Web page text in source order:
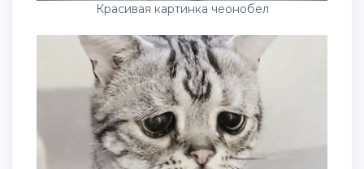
Красивая картинка чеонобел